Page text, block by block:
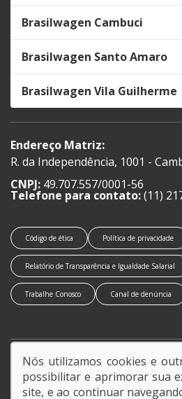
Brasilwagen Cambuci
Brasilwagen Santo Amaro
Brasilwagen Vila Guilherme
Endereço Matriz:
R. da Independência, 1001 -
CNPJ: 49.707.557/0001-56
Telefone para contato:(11)
Código de ética Política de privacidade
Relatório de Transparência e Igualdade Salarial
Trabalhe Conosco Canal de denúncia
SIGA-NOS:
Nós utilizamos cookies e
possibilitar e aprimorar sua
site, e ao continuar